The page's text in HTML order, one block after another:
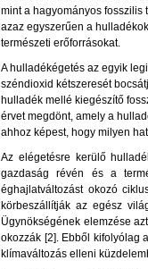
mint a hagyományos fosszilis
azaz egyszerűen a
természeti erőforrásokat.
A hulladékégetés az egyik
széndioxid kétszeresét
hulladék mellé kiegészítő
érvet megdönt, amely a
ahhoz képest, hogy milyen
Az elégetésre kerülő
gazdaság révén és a
éghajlatváltozást okozó
körbeszállítják az egész
Ügynökségének elemzése
okozzák [2]. Ebből kifolyólag
klímaváltozás elleni